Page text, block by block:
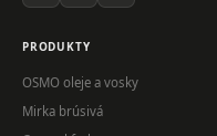
PRODUKTY
OSMO oleje a vosky
Mirka brúsivá